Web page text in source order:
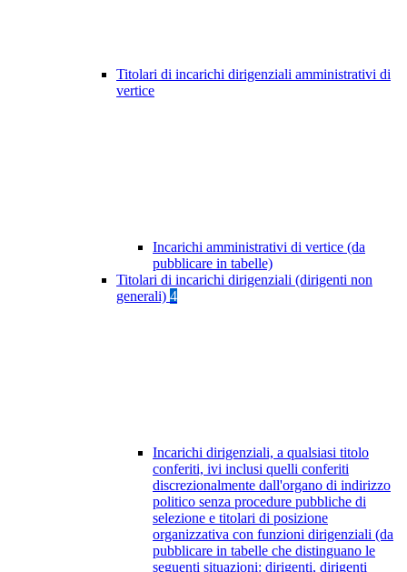
Titolari di incarichi dirigenziali amministrativi di
vertice
Incarichi amministrativi di vertice (da
pubblicare in tabelle)
Titolari di incarichi dirigenziali (dirigenti non
generali) 4
Incarichi dirigenziali, a qualsiasi titolo
conferiti, ivi inclusi quelli conferiti
discrezionalmente dall'organo di indirizzo
politico senza procedure pubbliche di
selezione e titolari di posizione
organizzativa con funzioni dirigenziali (da
pubblicare in tabelle che distinguano le
seguenti situazioni: dirigenti, dirigenti